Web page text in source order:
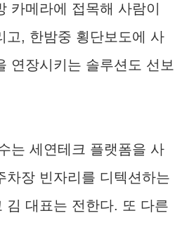
카메라에 접목해 사람이
고, 한밤중 횡단보도에 사
연장시키는 솔루션도 선보
는 세연테크 플랫폼을 사
차장 빈자리를 디텍션하는
김 대표는 전한다. 또 다른